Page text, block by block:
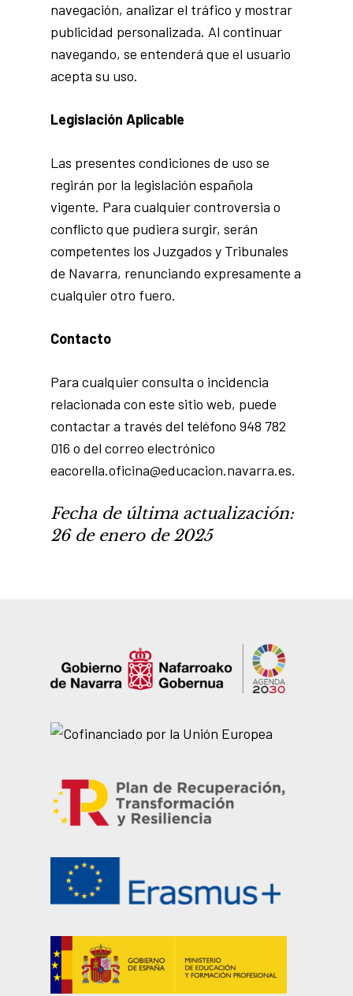
navegación, analizar el tráfico y mostrar
publicidad personalizada. Al continuar
navegando, se entenderá que el usuario
acepta su uso.
Legislación Aplicable
Las presentes condiciones de uso se
regirán por la legislación española
vigente. Para cualquier controversia o
conflicto que pudiera surgir, serán
competentes los Juzgados y Tribunales
de Navarra, renunciando expresamente a
cualquier otro fuero.
Contacto
Para cualquier consulta o incidencia
relacionada con este sitio web, puede
contactar a través del teléfono 948 782
016 o del correo electrónico
eacorella.oficina@educacion.navarra.es.
Fecha de última actualización:
26 de enero de 2025